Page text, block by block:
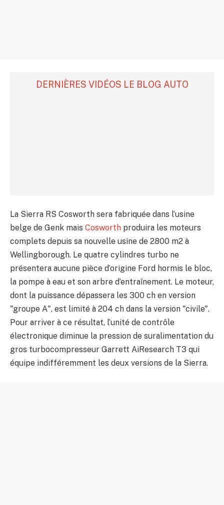
DERNIÈRES VIDÉOS LE BLOG AUTO
La Sierra RS Cosworth sera fabriquée dans l’usine
belge de Genk mais Cosworth produira les moteurs
complets depuis sa nouvelle usine de 2800 m2 à
Wellingborough. Le quatre cylindres turbo ne
présentera aucune pièce d’origine Ford hormis le bloc,
la pompe à eau et son arbre d’entraînement. Le moteur,
dont la puissance dépassera les 300 ch en version
"groupe A", est limité à 204 ch dans la version "civile".
Pour arriver à ce résultat, l’unité de contrôle
électronique diminue la pression de suralimentation du
gros turbocompresseur Garrett AiResearch T3 qui
équipe indifféremment les deux versions de la Sierra.